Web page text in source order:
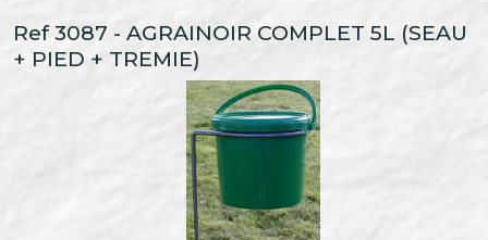
Ref 3087 - AGRAINOIR COMPLET 5L (SEAU
+ PIED + TREMIE)